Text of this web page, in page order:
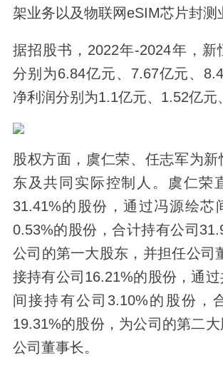
架业务以及物联网eSIM芯片封测
据招股书，2022年-2024年，新
分别为6.84亿元、7.67亿元、
净利润分别为1.1亿元、1.52亿元
股权方面，虞仁荣、任志军为新
东及共同实际控制人。虞仁荣
31.41%的股份，通过冯源绘芯
0.53%的股份，合计持有公司
公司的第一大股东，并担任公司
接持有公司16.21%的股份，通
间接持有公司3.10%的股份，
19.31%的股份，为公司的第二
公司董事长。